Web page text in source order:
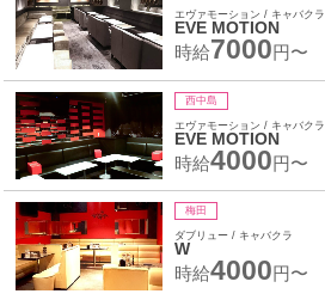
エヴァモーション / キャバクラ
EVE MOTION
時給7000円〜
西中島
エヴァモーション / キャバクラ
EVE MOTION
時給4000円〜
梅田
ダブリュー / キャバクラ
W
時給4000円〜